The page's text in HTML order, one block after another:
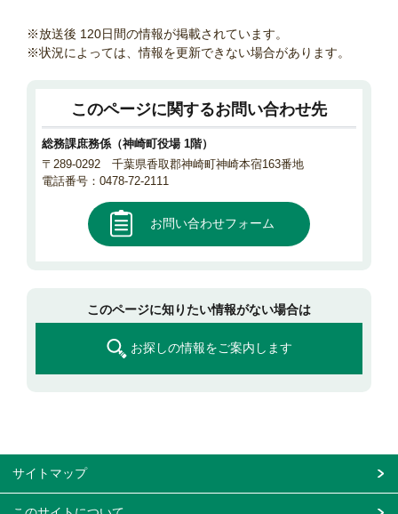
※放送後 120日間の情報が掲載されています。
※状況によっては、情報を更新できない場合があります。
このページに関するお問い合わせ先
総務課庶務係（神崎町役場 1階）
〒289-0292 千葉県香取郡神崎町神崎本宿163番地
電話番号：0478-72-2111
お問い合わせフォーム
このページに知りたい情報がない場合は
お探しの情報をご案内します
サイトマップ